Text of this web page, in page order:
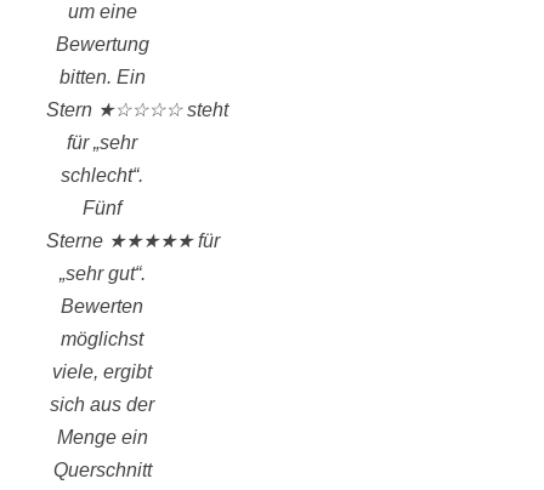
um eine
Bewertung
bitten. Ein
Stern ★☆☆☆☆ steht
für „sehr
schlecht“.
Fünf
Sterne ★★★★★ für
„sehr gut“.
Bewerten
möglichst
viele, ergibt
sich aus der
Menge ein
Querschnitt